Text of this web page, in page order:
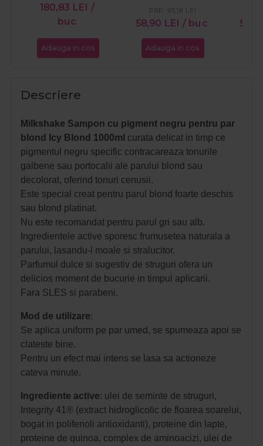
180,83 LEI /
buc
Adauga in cos
58,90 LEI / buc
PRP: 95,18 LEI
Adauga in cos
Descriere
Milkshake Sampon cu pigment negru pentru par
blond Icy Blond 1000ml curata delicat in timp ce
pigmentul negru specific contracareaza tonurile
galbene sau portocalii ale parului blond sau
decolorat, oferind tonuri cenusii.
Este special creat pentru parul blond foarte deschis
sau blond platinat.
Nu este recomandat pentru parul gri sau alb.
Ingredientele active sporesc frumusetea naturala a
parului, lasandu-l moale si stralucitor.
Parfumul dulce si sugestiv de struguri ofera un
delicios moment de bucurie in timpul aplicarii.
Fara SLES si parabeni.
Mod de utilizare:
Se aplica uniform pe par umed, se spumeaza apoi se
clateste bine.
Pentru un efect mai intens se lasa sa actioneze
cateva minute.
Ingrediente active: ulei de seminte de struguri,
Integrity 41® (extract hidroglicolic de floarea soarelui,
bogat in polifenoli antioxidanti), proteine din lapte,
proteine de quinoa, complex de aminoacizi, ulei de